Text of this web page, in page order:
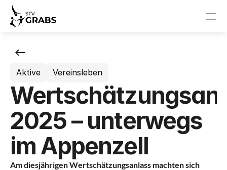
Events
STV Grabs
News
Events
Aktive Vereinsleben
2025 – unterwegs
im Appenzell
Am diesjährigen Wertschätzungsanlass machten sich